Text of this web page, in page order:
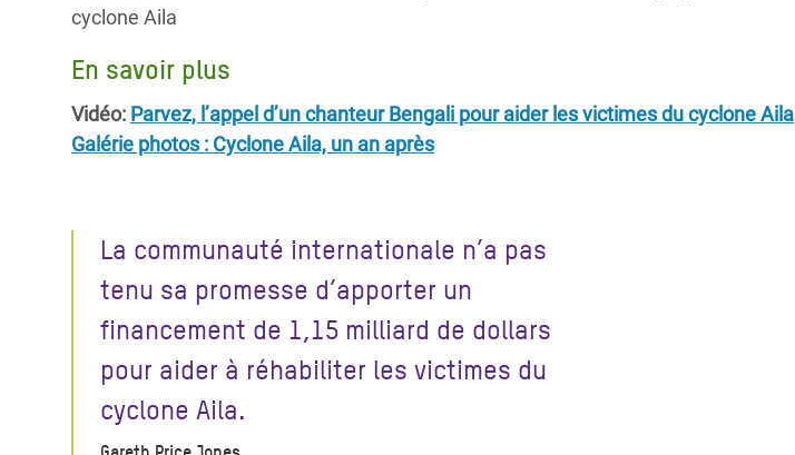
cyclone Aila
En savoir plus
Vidéo: Parvez, l’appel d’un chanteur Bengali pour aider les victimes du cyclone Aila
Galérie photos : Cyclone Aila, un an après
La communauté internationale n’a pas
tenu sa promesse d’apporter un
financement de 1,15 milliard de dollars
pour aider à réhabiliter les victimes du
cyclone Aila.